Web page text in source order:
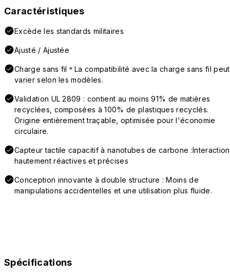
Caractéristiques
Excède les standards militaires
Ajusté / Ajustée
Charge sans fil＊La compatibilité avec la charge sans fil peut
varier selon les modèles.
Validation UL 2809 : contient au moins 91% de matières
recyclées, composées à 100% de plastiques recyclés.
Origine entièrement traçable, optimisée pour l'économie
circulaire.
Capteur tactile capacitif à nanotubes de carbone
hautement réactives et précises
Conception innovante à double structure : Moins de
manipulations accidentelles et une utilisation plus fluide.
Spécifications